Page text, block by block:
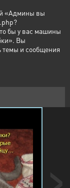
«Админы вы
бы у вас машины
Вы
темы и сообщения